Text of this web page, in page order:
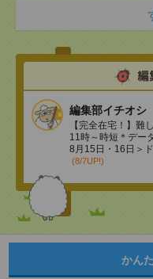
編集部イチオシ
【完全在宅！】難
11時～時短＊デー
8月15日・16日＞
(8/7UP!)
かん